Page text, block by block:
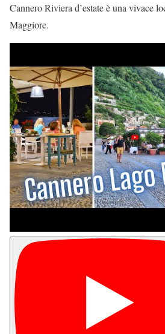
Cannero Riviera d’estate è una vivace
Maggiore.